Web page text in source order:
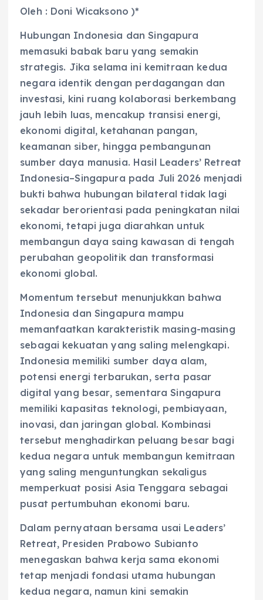
Oleh : Doni Wicaksono )*
Hubungan Indonesia dan Singapura
memasuki babak baru yang semakin
strategis. Jika selama ini kemitraan kedua
negara identik dengan perdagangan dan
investasi, kini ruang kolaborasi berkembang
jauh lebih luas, mencakup transisi energi,
ekonomi digital, ketahanan pangan,
keamanan siber, hingga pembangunan
sumber daya manusia. Hasil Leaders’ Retreat
Indonesia–Singapura pada Juli 2026 menjadi
bukti bahwa hubungan bilateral tidak lagi
sekadar berorientasi pada peningkatan nilai
ekonomi, tetapi juga diarahkan untuk
membangun daya saing kawasan di tengah
perubahan geopolitik dan transformasi
ekonomi global.
Momentum tersebut menunjukkan bahwa
Indonesia dan Singapura mampu
memanfaatkan karakteristik masing-masing
sebagai kekuatan yang saling melengkapi.
Indonesia memiliki sumber daya alam,
potensi energi terbarukan, serta pasar
digital yang besar, sementara Singapura
memiliki kapasitas teknologi, pembiayaan,
inovasi, dan jaringan global. Kombinasi
tersebut menghadirkan peluang besar bagi
kedua negara untuk membangun kemitraan
yang saling menguntungkan sekaligus
memperkuat posisi Asia Tenggara sebagai
pusat pertumbuhan ekonomi baru.
Dalam pernyataan bersama usai Leaders’
Retreat, Presiden Prabowo Subianto
menegaskan bahwa kerja sama ekonomi
tetap menjadi fondasi utama hubungan
kedua negara, namun kini semakin